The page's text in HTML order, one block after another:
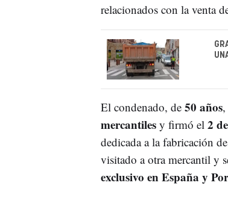
relacionados con la venta
El condenado, de 50 años,
mercantilesy firmó el 2
dedicada a la fabricación
visitado a otra mercantil y
exclusivo en España y